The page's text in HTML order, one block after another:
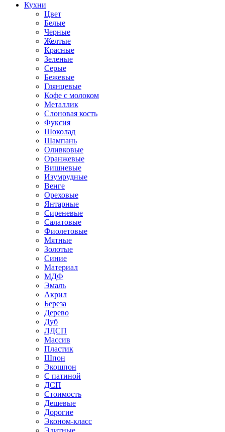
Кухни
Цвет
Белые
Черные
Желтые
Красные
Зеленые
Серые
Бежевые
Глянцевые
Кофе с молоком
Металлик
Слоновая кость
Фуксия
Шоколад
Шампань
Оливковые
Оранжевые
Вишневые
Изумрудные
Венге
Ореховые
Янтарные
Сиреневые
Салатовые
Фиолетовые
Мятные
Золотые
Синие
Материал
МДФ
Эмаль
Акрил
Береза
Дерево
Дуб
ЛДСП
Массив
Пластик
Шпон
Экошпон
С патиной
ДСП
Стоимость
Дешевые
Дорогие
Эконом-класс
Элитные